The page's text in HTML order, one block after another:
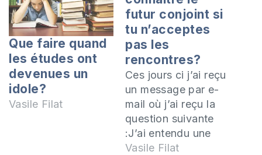
Que faire quand
les études ont
devenues un
idole?
Vasile Filat
futur conjoint si
tu n’acceptes
pas les
rencontres?
Ces jours ci j’ai reçu
un message par e-
mail où j’ai reçu la
question suivante
:J’ai entendu une
émission à laquelle
Vasile Filat